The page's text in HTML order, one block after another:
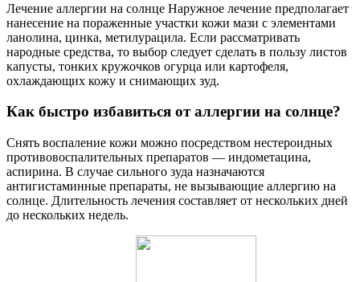
Лечение аллергии на солнце Наружное лечение предполагает
нанесение на пораженные участки кожи мази с элементами
ланолина, цинка, метилурацила. Если рассматривать
народные средства, то выбор следует сделать в пользу листов
капусты, тонких кружочков огурца или картофеля,
охлаждающих кожу и снимающих зуд.
Как быстро избавиться от аллергии на солнце?
Снять воспаление кожи можно посредством нестероидных
противовоспалительных препаратов — индометацина,
аспирина. В случае сильного зуда назначаются
антигистаминные препараты, не вызывающие аллергию на
солнце. Длительность лечения составляет от нескольких дней
до нескольких недель.